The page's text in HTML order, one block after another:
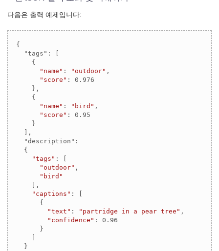
다음은 출력 예제입니다:
{
  "tags": [
    {
"name" : "outdoor" ,
"score" : 0.976
    },
    {
"name" : "bird" ,
"score" : 0.95
    }
  ],
  "description":
  {
"tags" : [
"outdoor" ,
"bird"
    ],
"captions" : [
      {
"text" : "partridge in a pear tree" ,
"confidence" : 0.96
      }
  }